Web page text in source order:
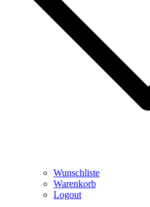
Wunschliste
Warenkorb
Logout